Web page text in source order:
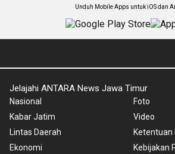
Unduh Mobile Apps untuk iOS dan
Jelajahi ANTARA News Jawa Timur
Nasional
Kabar Jatim
Lintas Daerah
Ekonomi
Foto
Video
Ketentuan
Kebijakan